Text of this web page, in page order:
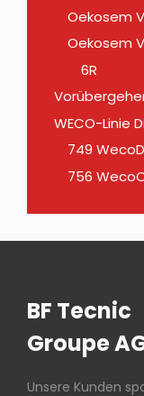
Oekosem
Oekosem
6R
WECO-Linie
749
756
BF Tecnic
Groupe
Unsere Kunden